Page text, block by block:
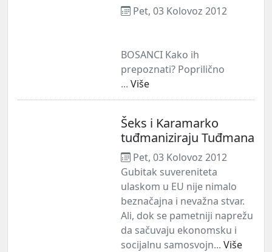
Pet, 03 Kolovoz 2012
BOSANCI Kako ih
prepoznati? Poprilično
... Više
Šeks i Karamarko
tuđmaniziraju Tuđmana
Pet, 03 Kolovoz 2012
Gubitak suvereniteta
ulaskom u EU nije nimalo
beznačajna i nevažna stvar.
Ali, dok se pametniji naprežu
da sačuvaju ekonomsku i
socijalnu samosvojn... Više